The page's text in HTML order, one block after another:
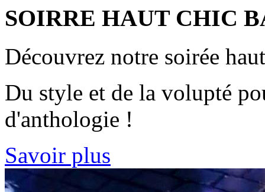
SOIRRE HAUT CHIC
Découvrez notre soirée
Du style et de la volupté
d'anthologie !
Savoir plus